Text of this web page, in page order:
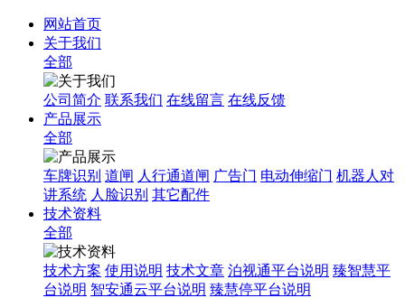
网站首页
关于我们
全部
公司简介 联系我们 在线留言 在线反馈
产品展示
全部
车牌识别 道闸 人行通道闸 广告门 电动伸缩门 机器人对
讲系统 人脸识别 其它配件
技术资料
全部
技术方案 使用说明 技术文章 泊视通平台说明 臻智慧平
台说明 智安通云平台说明 臻慧停平台说明